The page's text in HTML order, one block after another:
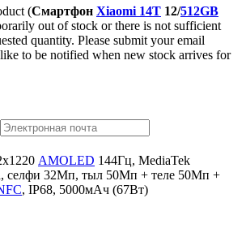
(Смартфон Xiaomi 14T 12/512GB
out of stock or there is not sufficient
quantity. Please submit your email
to be notified when new stock arrives for
AMOLED 144Гц, MediaTek
селфи 32Мп, тыл 50Мп + теле 50Мп +
, IP68, 5000мАч (67Вт)